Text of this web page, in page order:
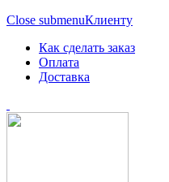
Close submenuКлиенту
Как сделать заказ
Оплата
Доставка